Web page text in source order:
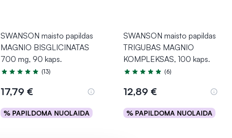
SWANSON maisto papildas
MAGNIO BISGLICINATAS
700 mg, 90 kaps.
Įvertinimas 4.8 iš 5
(13)
17,79 €
% PAPILDOMA NUOLAIDA
Į krepšelį
SWANSON maisto papildas
TRIGUBAS MAGNIO
KOMPLEKSAS, 100 kaps.
Įvertinimas 5.0 iš 5
(6)
12,89 €
% PAPILDOMA NUOLAIDA
Į krepšelį